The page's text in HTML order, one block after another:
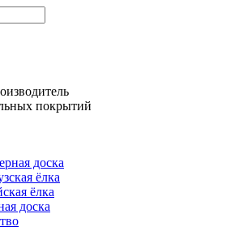
покрытий
доска
ёлка
ёлка
доска